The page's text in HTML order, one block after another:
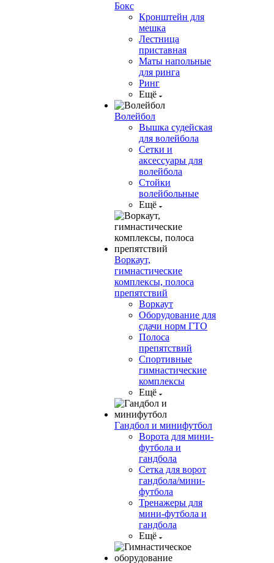
Бокс
Кронштейн для
мешка
Лестница
приставная
Маты напольные
для ринга
Ринг
Ещё
Волейбол
Вышка судейская
для волейбола
Сетки и
аксессуары для
волейбола
Стойки
волейбольные
Ещё
Воркаут,
гимнастические
комплексы, полоса
препятствий
Воркаут
Оборудование для
сдачи норм ГТО
Полоса
препятствий
Спортивные
гимнастические
комплексы
Ещё
Гандбол и минифутбол
Ворота для мини-
футбола и
гандбола
Сетка для ворот
гандбола/мини-
футбола
Тренажеры для
мини-футбола и
гандбола
Ещё